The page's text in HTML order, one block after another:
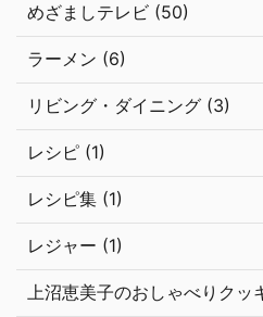
めざましテレビ (50)
ラーメン (6)
リビング・ダイニング (3)
レシピ (1)
レシピ集 (1)
レジャー (1)
上沼恵美子のおしゃべりクッ